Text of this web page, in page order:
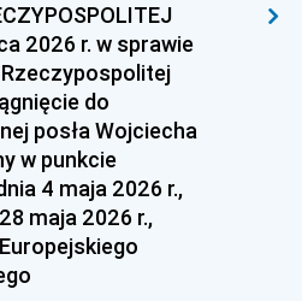
2026 r. w sprawie
do
posła Wojciecha
w punkcie
4 maja 2026 r.,
maja 2026 r.,